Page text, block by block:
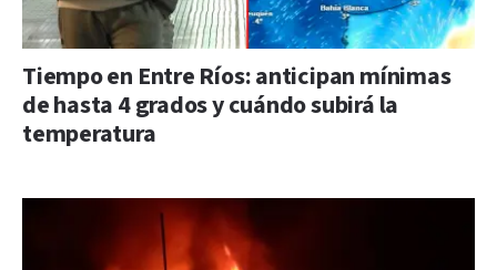
Tiempo en Entre Ríos: anticipan mínimas
de hasta 4 grados y cuándo subirá la
temperatura